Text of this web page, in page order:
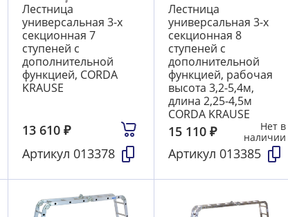
Лестница
универсальная 3-х
секционная 7
ступеней с
дополнительной
функцией, CORDA
KRAUSE
13 610 ₽
Артикул 013378
Лестница
универсальная 3-х
секционная 8
ступеней с
дополнительной
функцией, рабочая
высота 3,2-5,4м,
длина 2,25-4,5м
CORDA KRAUSE
15 110 ₽
Нет в
наличии
Артикул 013385